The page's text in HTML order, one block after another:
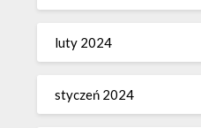
luty 2024
styczeń 2024